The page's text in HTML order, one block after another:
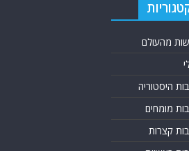
מהעולם
היסטוריה
מומחים
קצרות